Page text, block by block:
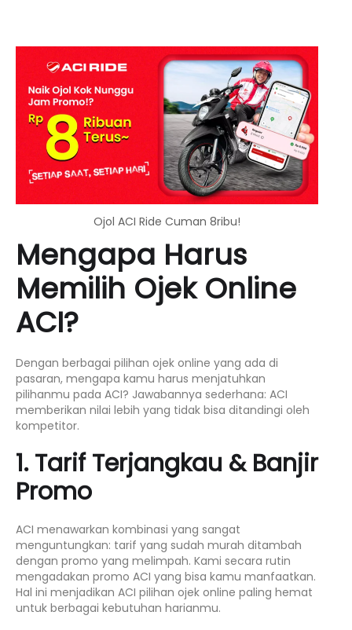
Ojol ACI Ride Cuman 8ribu!
Mengapa Harus
Memilih Ojek Online
ACI?
Dengan berbagai pilihan ojek online yang ada di
pasaran, mengapa kamu harus menjatuhkan
pilihanmu pada ACI? Jawabannya sederhana: ACI
memberikan nilai lebih yang tidak bisa ditandingi oleh
kompetitor.
1. Tarif Terjangkau & Banjir
Promo
ACI menawarkan kombinasi yang sangat
menguntungkan: tarif yang sudah murah ditambah
dengan promo yang melimpah. Kami secara rutin
mengadakan promo ACI yang bisa kamu manfaatkan.
Hal ini menjadikan ACI pilihan ojek online paling hemat
untuk berbagai kebutuhan harianmu.